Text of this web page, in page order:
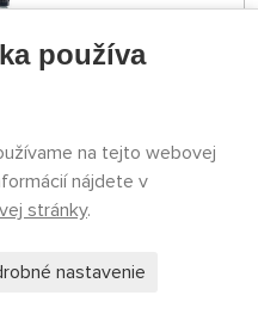
NA SKLADE NAD 5 KS
byť u Vás
používa
na tejto webovej
nájdete v
stránky.
nastavenie